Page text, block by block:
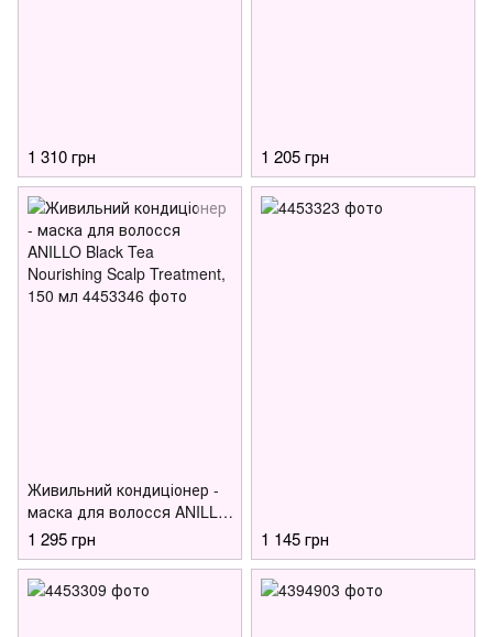
1 310 грн 1 205 грн
Живильний кондиціонер -
маска для волосся ANILLO
Black Tea Nourishing Scalp
Treatment, 150 мл
1 295 грн 1 145 грн